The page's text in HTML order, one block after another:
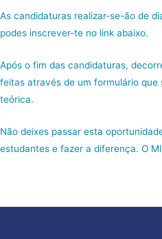
As candidaturas realizar-se-ão de
podes inscrever-te no link abaixo.
Após o fim das candidaturas,
feitas através de um formulário que
teórica.
Não deixes passar esta
estudantes e fazer a diferença. O